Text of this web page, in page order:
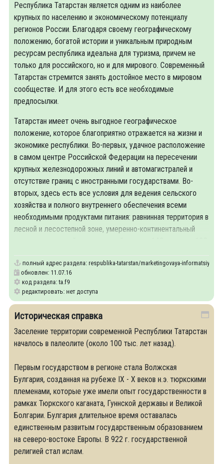
Республика Татарстан является одним из наиболее
крупных по населению и экономическому потенциалу
регионов России. Благодаря своему географическому
положению, богатой истории и уникальным природным
ресурсам республика идеальна для туризма, причем не
только для российского, но и для мирового. Современный
Татарстан стремится занять достойное место в мировом
сообществе. И для этого есть все необходимые
предпосылки.
Татарстан имеет очень выгодное географическое
положение, которое благоприятно отражается на жизни и
экономике республики. Во-первых, удачное расположение
в самом центре Российской Федерации на пересечении
крупных железнодорожных линий и автомагистралей и
отсутствие границ с иностранными государствами. Во-
вторых, здесь есть все условия для ведения сельского
хозяйства и полного внутреннего обеспечения всеми
необходимыми продуктами питания: равнинная территория в
лесной и лесостепной зоне, умеренно-континентальный
полный адрес раздела: respublika-tatarstan/marketingovaya-informatsiya-o-
обновлен: 11.07.16
код раздела: ta.f9
редактировать: нет доступа
Историческая справка
Заселение территории современной Республики Татарстан
началось в палеолите (около 100 тыс. лет назад).
Первым государством в регионе стала Волжская
Булгария, созданная на рубеже IX - X веков н.э. тюркскими
племенами, которые уже имели опыт государственности в
рамках Тюркского каганата, Гуннской державы и Великой
Болгарии. Булгария длительное время оставалась
единственным развитым государственным образованием
на северо-востоке Европы. В 922 г. государственной
религией стал ислам.